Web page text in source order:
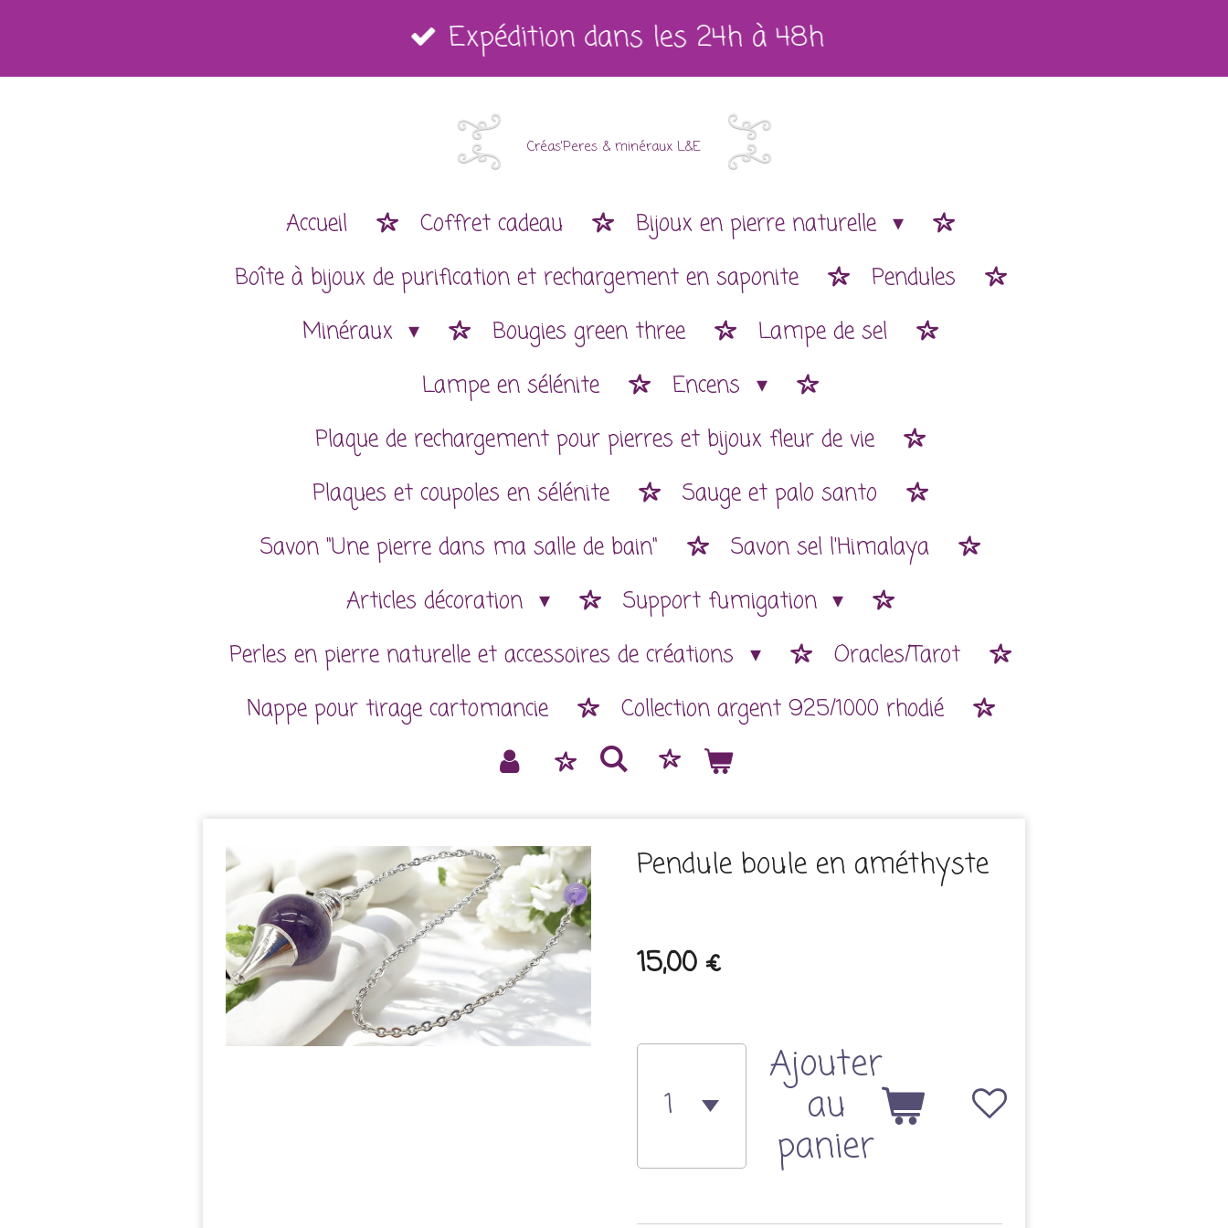
au
Expédition dans les 24h à 48h
Créas'Peres & minéraux L&E
Accueil Coffret cadeau
Bijoux en pierre naturelle
Boîte à bijoux de purification et rechargement en saponite
Pendules
Minéraux
Bougies green three
Lampe de sel
Lampe en sélénite
Encens
Plaque de rechargement pour pierres et bijoux fleur de vie
Plaques et coupoles en sélénite
Sauge et palo santo
Savon "Une pierre dans ma salle de bain"
Savon sel l'Himalaya
Articles décoration
Support fumigation
Perles en pierre naturelle et accessoires de créations
Oracles/Tarot
Nappe pour tirage cartomancie
Collection argent 925/1000 rhodié
Pendule boule en améthyste
15,00 €
Ajouter
au
panier